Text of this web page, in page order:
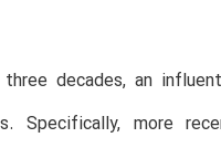
decades, an
Specifically, more